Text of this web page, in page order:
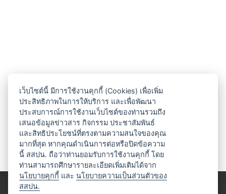
เว็บไซต์นี้ มีการใช้งานคุกกี้ (Cookies) เพื่อเพิ่ม
ประสิทธิภาพในการให้บริการ และเพื่อพัฒนา
ประสบการณ์การใช้งานเว็บไซต์ของท่านรวมถึง
เสนอข้อมูลข่าวสาร กิจกรรม ประชาสัมพันธ์
และสิทธิประโยชน์ที่ตรงตามความสนใจของคุณ
มากที่สุด หากคุณดำเนินการต่อหรือปิดข้อความ
นี้ สสปน. ถือว่าท่านยอมรับการใช้งานคุกกี้ โดย
ท่านสามารถศึกษารายละเอียดเพิ่มเติมได้จาก
นโยบายคุกกี้ และนโยบายความเป็นส่วนตัวของ
สสปน.